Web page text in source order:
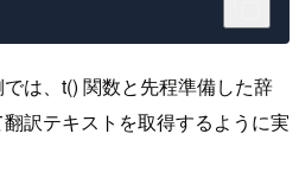
は、t() 関数と先程準備した辞
訳テキストを取得するように実